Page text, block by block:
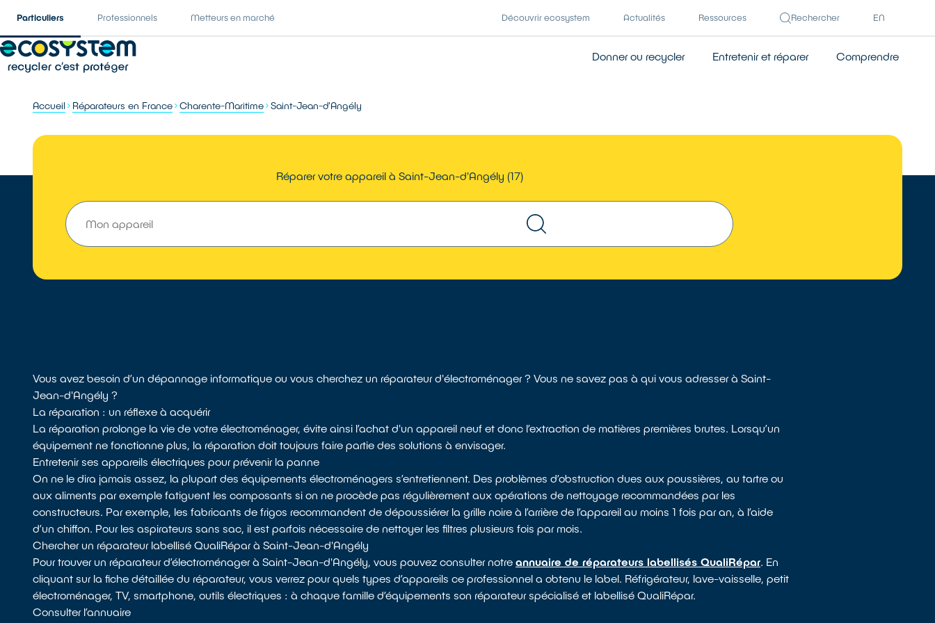
Particuliers Professionnels Metteurs en marché Découvrir ecosystem Actualités Ressources Rechercher EN
Donner ou recycler Entretenir et réparer Comprendre
Accueil Réparateurs en France Charente-Maritime Saint-Jean-d'Angély
Réparer votre appareil à Saint-Jean-d'Angély (17)
Vous avez besoin d’un dépannage informatique ou vous cherchez un réparateur d'électroménager ? Vous ne savez pas à qui vous adresser à Saint-
Jean-d'Angély ?
La réparation : un réflexe à acquérir
La réparation prolonge la vie de votre électroménager, évite ainsi l’achat d'un appareil neuf et donc l’extraction de matières premières brutes. Lorsqu’un
équipement ne fonctionne plus, la réparation doit toujours faire partie des solutions à envisager.
Entretenir ses appareils électriques pour prévenir la panne
On ne le dira jamais assez, la plupart des équipements électroménagers s’entretiennent. Des problèmes d’obstruction dues aux poussières, au tartre ou
aux aliments par exemple fatiguent les composants si on ne procède pas régulièrement aux opérations de nettoyage recommandées par les
constructeurs. Par exemple, les fabricants de frigos recommandent de dépoussiérer la grille noire à l’arrière de l’appareil au moins 1 fois par an, à l’aide
d’un chiffon. Pour les aspirateurs sans sac, il est parfois nécessaire de nettoyer les filtres plusieurs fois par mois.
Chercher un réparateur labellisé QualiRépar à Saint-Jean-d'Angély
Pour trouver un réparateur d’électroménager à Saint-Jean-d'Angély, vous pouvez consulter notreannuaire de réparateurs labellisés QualiRépar. En
cliquant sur la fiche détaillée du réparateur, vous verrez pour quels types d’appareils ce professionnel a obtenu le label. Réfrigérateur, lave-vaisselle, petit
électroménager, TV, smartphone, outils électriques : à chaque famille d’équipements son réparateur spécialisé et labellisé QualiRépar.
Consulter l’annuaire